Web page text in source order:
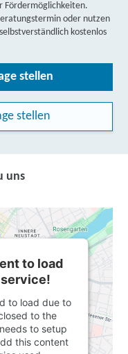
Fördermöglichkeiten.
oder nutzen
kostenlos
stellen
stellen
uns
to load
to load due to
to the
to setup
this content